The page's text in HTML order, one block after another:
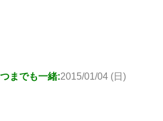
までも一緒:2015/01/04 (日)